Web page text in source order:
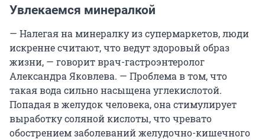
Увлекаемся минералкой
— Налегая на минералку из супермаркетов, люди
искренне считают, что ведут здоровый образ
жизни, — говорит врач-гастроэнтеролог
Александра Яковлева. — Проблема в том, что
такая вода сильно насыщена углекислотой.
Попадая в желудок человека, она стимулирует
выработку соляной кислоты, что чревато
обострением заболеваний желудочно-кишечного